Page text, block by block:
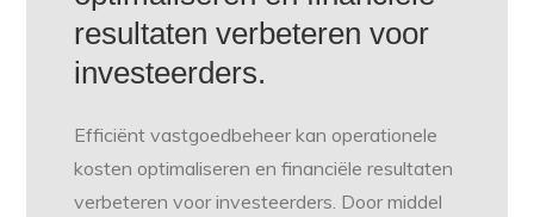
resultaten verbeteren voor
investeerders.
Efficiënt vastgoedbeheer kan operationele
kosten optimaliseren en financiële resultaten
verbeteren voor investeerders. Door middel